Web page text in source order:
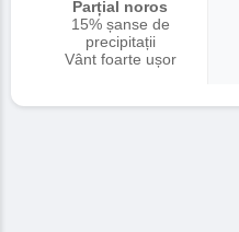
Parțial noros
15% șanse de
precipitații
Vânt foarte ușor